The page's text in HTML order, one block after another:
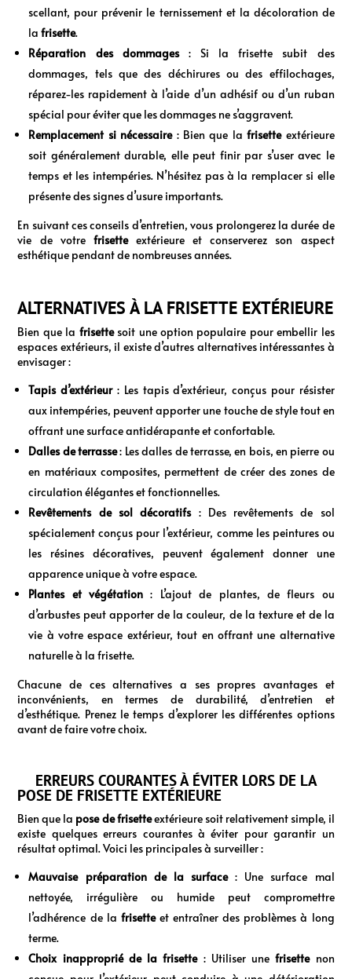
scellant, pour prévenir le ternissement et la décoloration de
la frisette.
Réparation des dommages
: Si la frisette subit des
dommages, tels que des déchirures ou des effilochages,
réparez-les rapidement à l’aide d’un adhésif ou d’un ruban
spécial pour éviter que les dommages ne s’aggravent.
Remplacement si nécessaire : Bien que la frisette extérieure
soit généralement durable, elle peut finir par s’user avec le
temps et les intempéries. N’hésitez pas à la remplacer si elle
présente des signes d’usure importants.
En suivant ces conseils d’entretien, vous prolongerez la durée de
vie de votre frisette extérieure et conserverez son aspect
esthétique pendant de nombreuses années.
ALTERNATIVES À LA FRISETTE EXTÉRIEURE
Bien que la frisette soit une option populaire pour embellir les
espaces extérieurs, il existe d’autres alternatives intéressantes à
envisager :
Tapis d’extérieur : Les tapis d’extérieur, conçus pour résister
aux intempéries, peuvent apporter une touche de style tout en
offrant une surface antidérapante et confortable.
Dalles de terrasse: Les dalles de terrasse, en bois, en pierre ou
en matériaux composites, permettent de créer des zones de
circulation élégantes et fonctionnelles.
Revêtements de sol décoratifs : Des revêtements de sol
spécialement conçus pour l’extérieur, comme les peintures ou
les résines décoratives, peuvent également donner une
apparence unique à votre espace.
Plantes et végétation : L’ajout de plantes, de fleurs ou
d’arbustes peut apporter de la couleur, de la texture et de la
vie à votre espace extérieur, tout en offrant une alternative
naturelle à la frisette.
Chacune de ces alternatives a ses propres avantages et
inconvénients, en termes de durabilité, d’entretien et
d’esthétique. Prenez le temps d’explorer les différentes options
avant de faire votre choix.
ERREURS COURANTES À ÉVITER LORS DE LA
POSE DE FRISETTE EXTÉRIEURE
Bien que la pose de frisetteextérieure soit relativement simple, il
existe quelques erreurs courantes à éviter pour garantir un
résultat optimal. Voici les principales à surveiller :
Mauvaise préparation de la surface : Une surface mal
nettoyée, irrégulière ou humide peut compromettre
l’adhérence de la frisette et entraîner des problèmes à long
terme.
Choix inapproprié de la frisette : Utiliser une frisette non